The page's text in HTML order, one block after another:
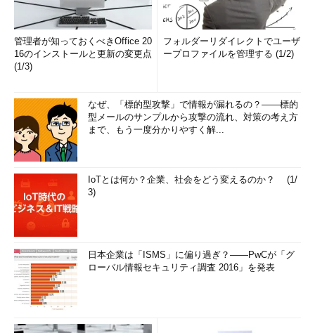
管理者が知っておくべきOffice 20
16のインストールと更新の変更点
(1/3)
フォルダーリダイレクトでユーザ
ープロファイルを管理する (1/2)
なぜ、「標的型攻撃」で情報が漏れるの？――標的
型メールのサンプルから攻撃の流れ、対策の考え方
まで、もう一度分かりやすく解...
IoTとは何か？企業、社会をどう変えるのか？ (1/
3)
日本企業は「ISMS」に偏り過ぎ？――PwCが「グ
ローバル情報セキュリティ調査 2016」を発表